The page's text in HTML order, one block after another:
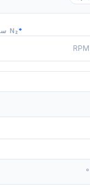
سرعة دوران المنقادة N₂*
RPM
°